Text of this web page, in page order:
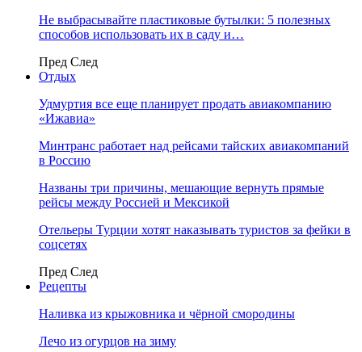
Не выбрасывайте пластиковые бутылки: 5 полезных
способов использовать их в саду и…
Пред След
Отдых
Удмуртия все еще планирует продать авиакомпанию
«Ижавиа»
Минтранс работает над рейсами тайских авиакомпаний
в Россию
Названы три причины, мешающие вернуть прямые
рейсы между Россией и Мексикой
Отельеры Турции хотят наказывать туристов за фейки в
соцсетях
Пред След
Рецепты
Наливка из крыжовника и чёрной смородины
Лечо из огурцов на зиму